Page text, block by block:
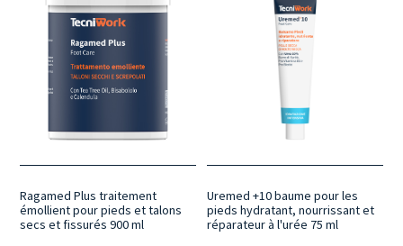
Ragamed Plus traitement
émollient pour pieds et talons
secs et fissurés 900 ml
Uremed +10 baume pour les
pieds hydratant, nourrissant et
réparateur à l'urée 75 ml